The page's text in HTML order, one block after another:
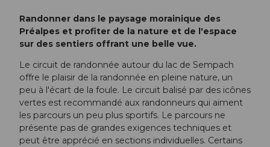
Randonner dans le paysage morainique des
Préalpes et profiter de la nature et de l'espace
sur des sentiers offrant une belle vue.
Le circuit de randonnée autour du lac de Sempach
offre le plaisir de la randonnée en pleine nature, un
peu à l'écart de la foule. Le circuit balisé par des icônes
vertes est recommandé aux randonneurs qui aiment
les parcours un peu plus sportifs. Le parcours ne
présente pas de grandes exigences techniques et
peut être apprécié en sections individuelles. Certains